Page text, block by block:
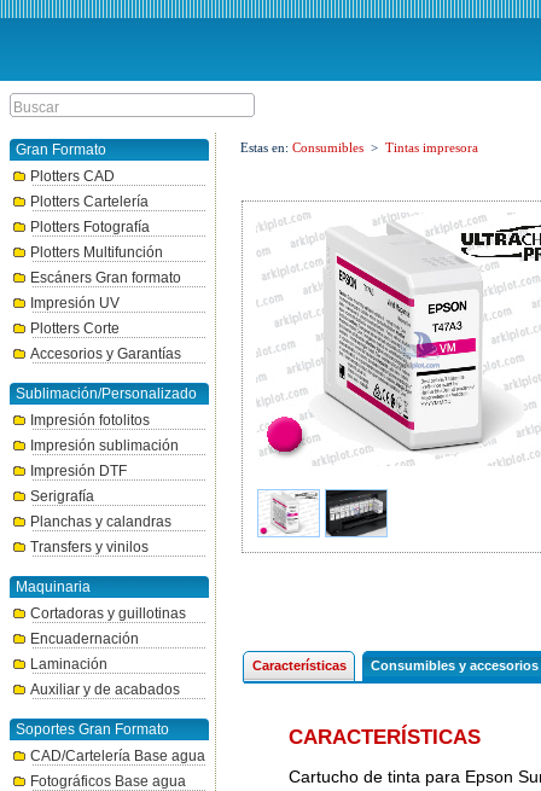
Gran Formato
Plotters CAD
Plotters Cartelería
Plotters Fotografía
Plotters Multifunción
Escáners Gran formato
Impresión UV
Plotters Corte
Accesorios y Garantías
Sublimación/Personalizado
Impresión fotolitos
Impresión sublimación
Impresión DTF
Serigrafía
Planchas y calandras
Transfers y vinilos
Maquinaria
Cortadoras y guillotinas
Encuadernación
Laminación
Auxiliar y de acabados
Soportes Gran Formato
CAD/Cartelería Base agua
Fotográficos Base agua
Estas en: Consumibles > Tintas impresora
Características Consumibles y accesorios
CARACTERÍSTICAS
Cartucho de tinta para Epson